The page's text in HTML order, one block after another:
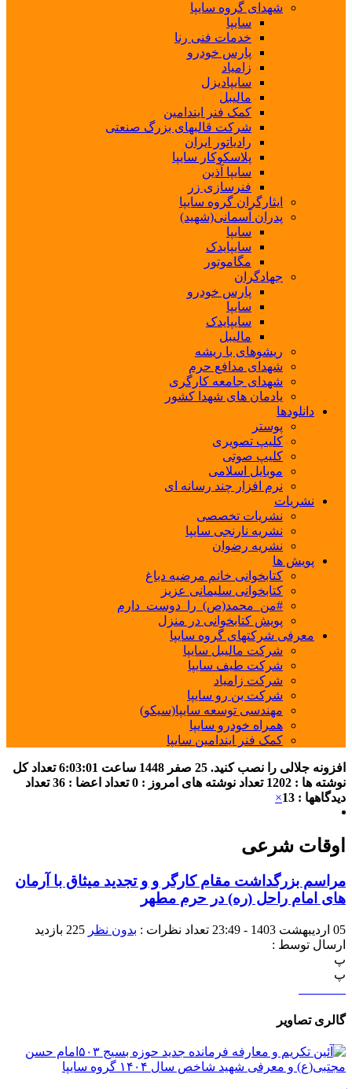
شهدای گروه سایپا
سایپا
خدمات فنی رنا
پارس خودرو
زامیاد
سایپادیزل
مالیبل
کمک فنر ایندامین
شرکت قالبهای بزرگ صنعتی
رادیاتور ایران
پلاسکوکار سایپا
سایپا آذین
فنرسازی زر
ایثارگران گروه سایپا
پدران آسمانی(شهید)
سایپا
سایپایدک
مگاموتور
جهادگران
پارس خودرو
سایپا
سایپایدک
مالیبل
ریشوهای با ریشه
شهدای مدافع حرم
شهدای جامعه کارگری
یادمان های شهدا کشور
دانلودها
پوستر
کلیپ تصویری
کلیپ صوتی
موبایل اسلامی
نرم افزار چند رسانه ای
نشریات
نشریات تخصصی
نشریه نارنجی سایپا
نشریه رضوان
پویش ها
کتابخوانی خانم مرضیه دباغ
کتابخوانی سلیمانی عزیز
#من_محمد(ص)_را_دوست_دارم
پویش کتابخوانی در منزل
معرفی شرکتهای گروه سایپا
شرکت مالیبل سایپا
شرکت طیف سایپا
شرکت زامیاد
شرکت بن رو سایپا
مهندسی توسعه سایپا(سیکو)
همراه خودرو سایپا
کمک فنر ایندامین سایپا
افزونه جلالی را نصب کنید. 25 صفر 1448 ساعت 6:03:01تعداد کل
نوشته ها : 1202
تعداد نوشته های امروز : 0 تعداد اعضا : 36
تعداد
دیدگاهها : 13
×
اوقات شرعی
مراسم بزرگداشت مقام کارگر و و تجدید میثاق با آرمان
های امام راحل (ره) در حرم مطهر
05 اردیبهشت 1403 - 23:49 تعداد نظرات : بدون نظر
ارسال توسط :
پ
پ
گالری تصاویر